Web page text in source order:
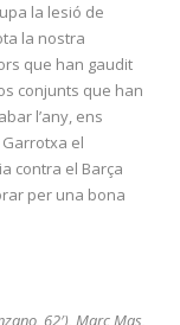
la lesió de
la nostra
que han gaudit
conjunts que han
l’any, ens
el
contra el Barça
per una bona